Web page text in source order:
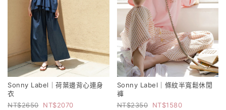
Sonny Label｜荷葉邊背心連身
衣
2650
2070
Sonny Label｜條紋半寬鬆休閒
褲
2350
1580